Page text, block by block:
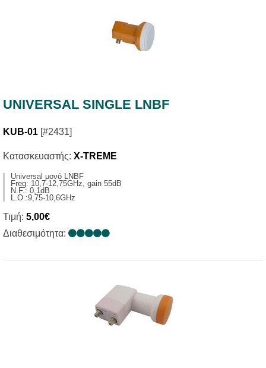
UNIVERSAL SINGLE LNBF
KUB-01 [#2431]
Κατασκευαστής: X-TREME
Universal μονό LNBF
Freg: 10,7-12,75GHz, gain 55dB
N.F.: 0,1dB
L.O.:9,75-10,6GHz
Τιμή: 5,00€
Διαθεσιμότητα: